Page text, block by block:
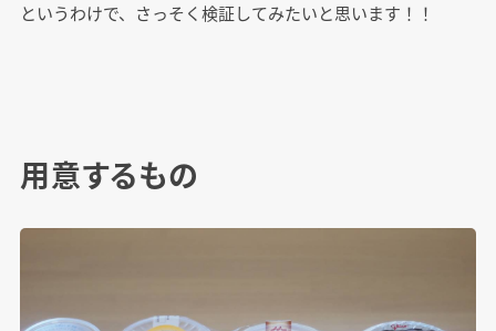
というわけで、さっそく検証してみたいと思います！！
用意するもの